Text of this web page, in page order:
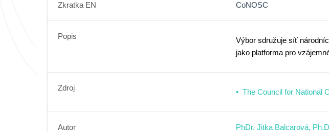
Zkratka EN CoNOSC
Popis Výbor sdružuje síť
jako platforma pro
Zdroj The Council for National
Autor PhDr. Jitka Balcarová,